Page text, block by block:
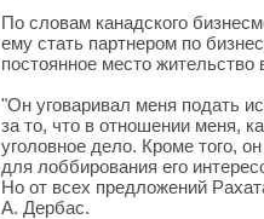
По словам канадского
ему стать партнером по
постоянное место жительство
"Он уговаривал меня подать
за то, что в отношении меня,
уголовное дело. Кроме того,
для лоббирования его
Но от всех предложений
А. Дербас.